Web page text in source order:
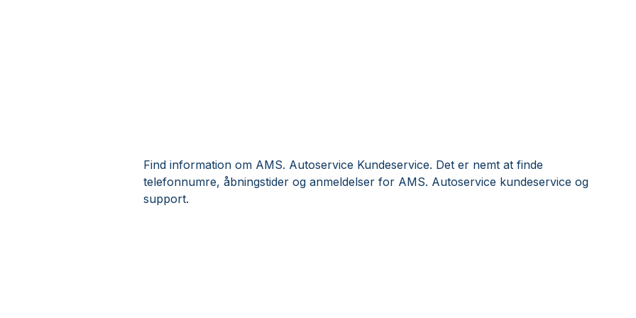
Find information om AMS. Autoservice Kundeservice. Det er nemt at finde
telefonnumre, åbningstider og anmeldelser for AMS. Autoservice kundeservice og
support.